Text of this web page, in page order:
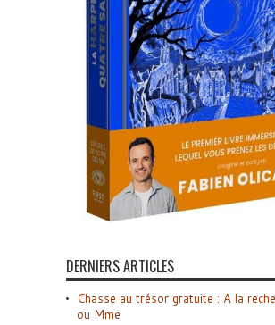
DERNIERS ARTICLES
Chasse au trésor gratuite : A la
ou Mme